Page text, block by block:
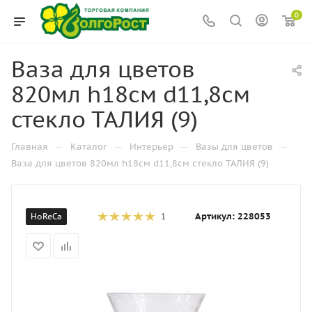
0
Ваза для цветов
820мл h18см d11,8см
стекло ТАЛИЯ (9)
Главная — Каталог — Интерьер — Вазы для цветов —
Ваза для цветов 820мл h18см d11,8см стекло ТАЛИЯ (9)
HoReCa 1 Артикул: 228053